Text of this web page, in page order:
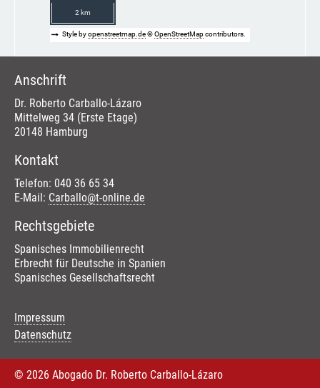
2 km
Style byopenstreetmap.de©OpenStreetMapcontributors.
Anschrift
Dr. Roberto Carballo-Lázaro
Mittelweg 34 (Erste Etage)
20148 Hamburg
Kontakt
Telefon: 040 36 65 34
E-Mail: Carballo@t-online.de
Rechtsgebiete
Spanisches Immobilienrecht
Erbrecht für Deutsche in Spanien
Spanisches Gesellschaftsrecht
Navigation
überspringen
Impressum
Datenschutz
© 2026 Abogado Dr. Roberto Carballo-Lázaro